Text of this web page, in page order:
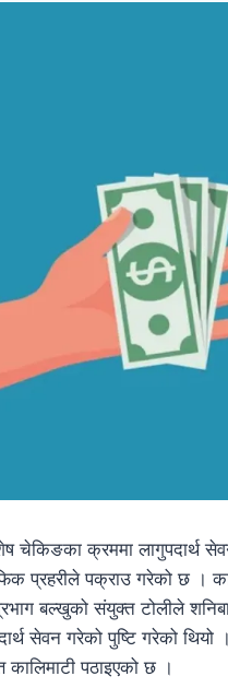
चेकिङका क्रममा लागुपदार्थ
प्रहरीले पक्राउ गरेको छ ।
बल्खुको संयुक्त टोलीले
सेवन गरेको पुष्टि गरेको
कालिमाटी पठाइएको छ ।